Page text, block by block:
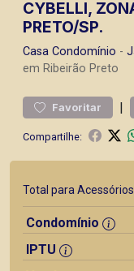
CYBELLI,
PRETO/SP.
Casa Condomínio -
em Ribeirão Preto
Favoritar |
Compartilhe:
Total para Acessórios
Condomínio
IPTU